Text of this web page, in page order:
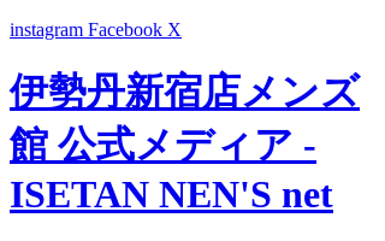
instagram Facebook X
伊勢丹新宿店メンズ
館 公式メディア -
ISETAN NEN'S net